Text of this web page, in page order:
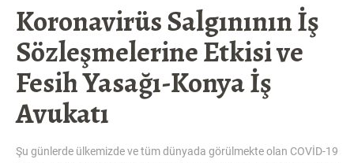
Koronavirüs Salgınının İş
Sözleşmelerine Etkisi ve
Fesih Yasağı-Konya İş
Avukatı
Şu günlerde ülkemizde ve tüm dünyada görülmekte olan COVİD-19